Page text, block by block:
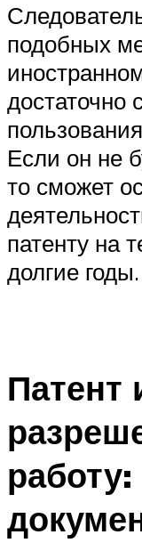
подобных
достаточно
Если он не
то сможет
патенту на
долгие годы.
Патент